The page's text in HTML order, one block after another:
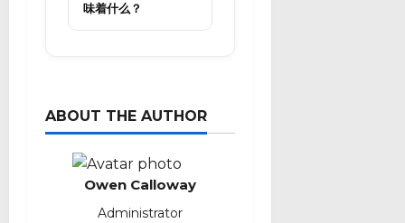
味着什么？
ABOUT THE AUTHOR
Owen Calloway
Administrator